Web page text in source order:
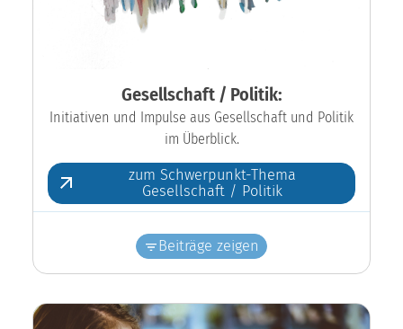
Gesellschaft / Politik:
Initiativen und Impulse aus Gesellschaft und Politik
im Überblick.
zum Schwerpunkt-Thema
Gesellschaft / Politik
Beiträge zeigen